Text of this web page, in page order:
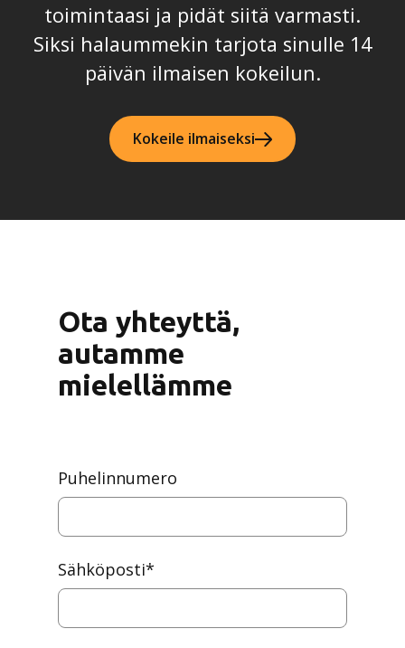
toimintaasi ja pidät siitä varmasti.
Siksi halaummekin tarjota sinulle 14
päivän ilmaisen kokeilun.
Kokeile ilmaiseksi
Ota yhteyttä,
autamme
mielellämme
Puhelinnumero
Sähköposti*